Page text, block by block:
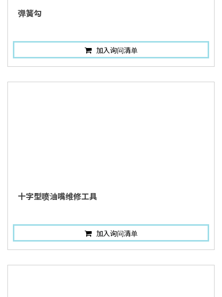
弹簧勾
加入询问清单
十字型喷油嘴维修工具
加入询问清单